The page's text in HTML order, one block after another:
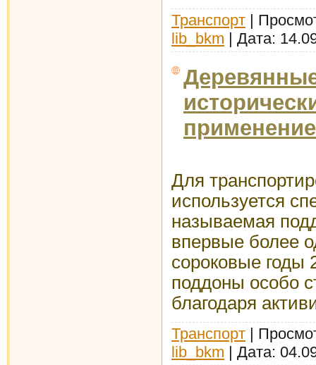
Транспорт |
lib_bkm | Дата:
применение
Для
используется
называемая
впервые более
сороковые годы
поддоны особо
благодаря
Транспорт |
lib_bkm | Дата: